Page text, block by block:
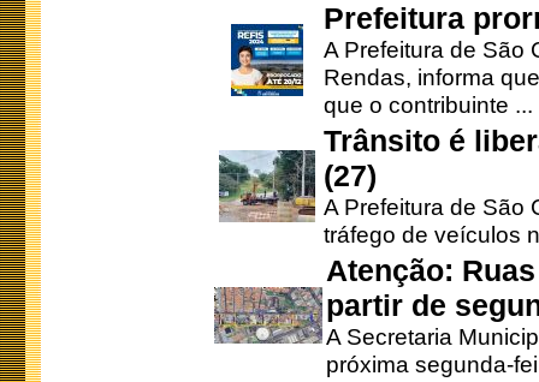
Prefeitura
A Prefeitura de São
Rendas, informa
que o contribuinte ...
Trânsito é
(27)
A Prefeitura de São
tráfego de veículos
Atenção:
partir de
A Secretaria
próxima segunda-